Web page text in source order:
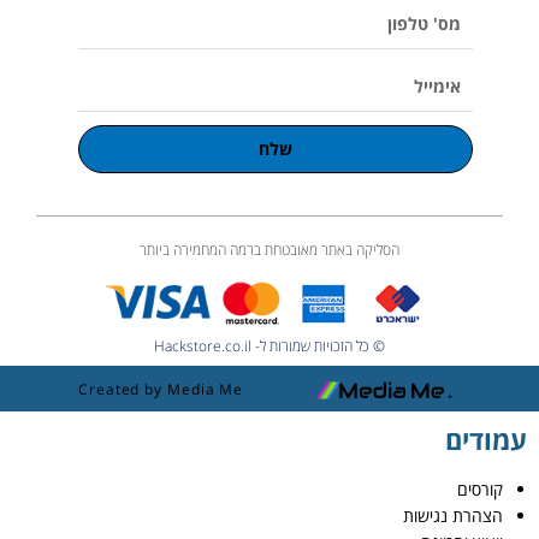
שלח
הסליקה באתר מאובטחת ברמה המחמירה ביותר
© כל הזכויות שמורות ל- Hackstore.co.il
Created by Media Me
עמודים
קורסים
הצהרת נגישות